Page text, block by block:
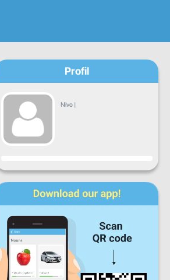
Profil
Nivo |
Napredak
Pon Sri Čet
Sub Ned